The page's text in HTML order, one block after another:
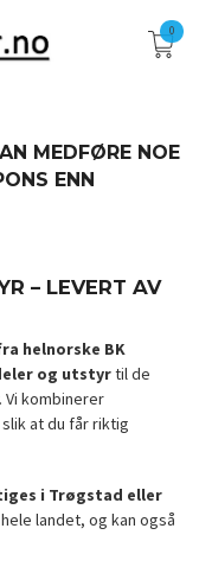
0
MEDFØRE NOE
ENN
– LEVERT AV
helnorske BK
og utstyrtil de
kombinerer
at du får riktig
i Trøgstad eller
landet, og kan også